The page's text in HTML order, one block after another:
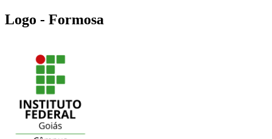
Logo - Formosa